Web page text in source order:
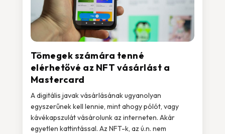
Tömegek számára tenné
elérhetővé az NFT vásárlást a
Mastercard
A digitális javak vásárlásának ugyanolyan
egyszerűnek kell lennie, mint ahogy pólót, vagy
kávékapszulát vásárolunk az interneten. Akár
egyetlen kattintással. Az NFT-k, az ú.n. nem